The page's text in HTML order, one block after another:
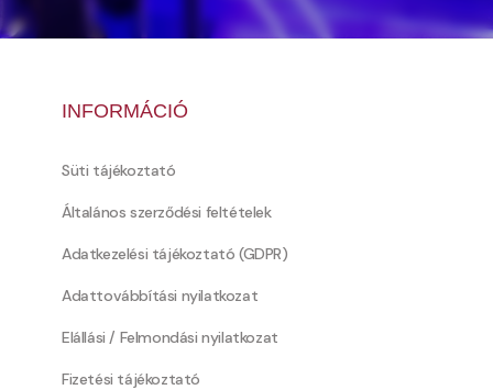
INFORMÁCIÓ
Süti tájékoztató
Általános szerződési feltételek
Adatkezelési tájékoztató (GDPR)
Adattovábbítási nyilatkozat
Elállási / Felmondási nyilatkozat
Fizetési tájékoztató